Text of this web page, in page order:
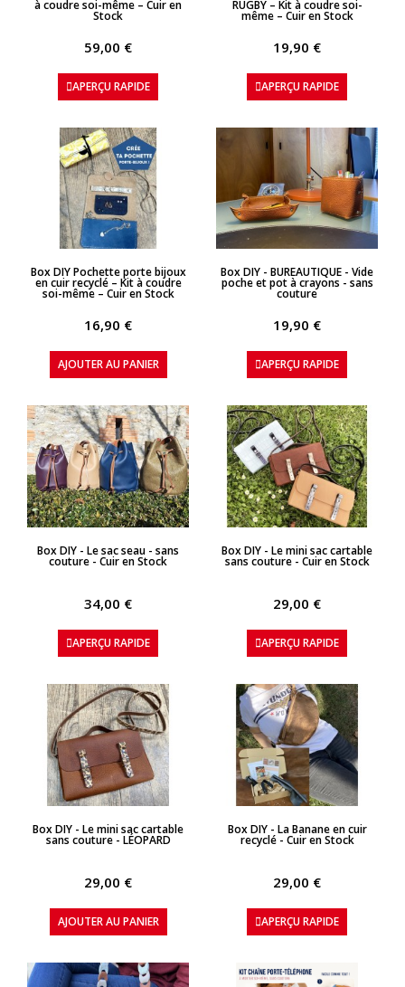
à coudre soi-même – Cuir en
Stock
59,00 €
APERÇU RAPIDE
RUGBY – Kit à coudre soi-
même – Cuir en Stock
19,90 €
APERÇU RAPIDE
APERÇU RAPIDE
Box DIY Pochette porte bijoux
en cuir recyclé – Kit à coudre
soi-même – Cuir en Stock
16,90 €
AJOUTER AU PANIER
APERÇU RAPIDE
Box DIY - BUREAUTIQUE - Vide
poche et pot à crayons - sans
couture
19,90 €
APERÇU RAPIDE
APERÇU RAPIDE
Box DIY - Le sac seau - sans
couture - Cuir en Stock
34,00 €
APERÇU RAPIDE
APERÇU RAPIDE
Box DIY - Le mini sac cartable
sans couture - Cuir en Stock
29,00 €
APERÇU RAPIDE
APERÇU RAPIDE
Box DIY - Le mini sac cartable
sans couture - LÉOPARD
29,00 €
AJOUTER AU PANIER
APERÇU RAPIDE
Box DIY - La Banane en cuir
recyclé - Cuir en Stock
29,00 €
APERÇU RAPIDE